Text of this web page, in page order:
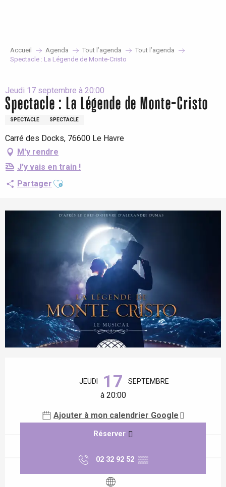
Accueil Agenda Tout l’agenda
Tout l’agenda
Spectacle : La Légende de Monte-Cristo
Jeudi 17 septembre à 20:00
Spectacle : La Légende de Monte-Cristo
SPECTACLE SPECTACLE
Carré des Docks, 76600 Le Havre
M'y rendre
J'y vais en train !
Partager Ajouter aux favoris
JEUDI 17 SEPTEMBRE
à 20:00
Ajouter à mon calendrier Google
Réserver
02 32 92 52 ▒▒